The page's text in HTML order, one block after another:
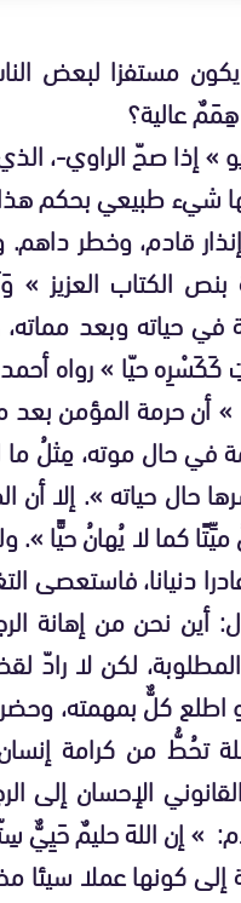
مستفزا لبعض
عالية؟
» إذا صحّ الراوي-،
شيء طبيعي بحكم
قادم، وخطر داهم.
في حياته وبعد
حيّا » رواه
» أن حرمة المؤمن
في حال موته، مِثلُ
حال حياته ». إلا
ميِّتًا كما لا يُهانُ حيًّا
دنيانا، فاستعصى
نحن من إهانة
لكن لا رادّ
كلٌّ بمهمته، وحضر
تحُطُّ من كرامة
الإحسان إلى
» إن اللهَ حليمٌ حَيِيٌّ
كونها عملا سيئا